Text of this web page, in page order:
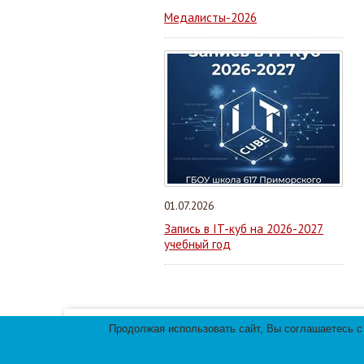
Медалисты-2026
01.07.2026
Запись в IT-куб на 2026-2027
учебный год
Продолжая использовать сайт, Вы соглашаетесь
Мы используем файлы cookies для